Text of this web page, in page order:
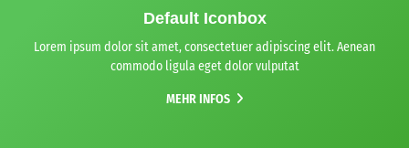
Default Iconbox
Lorem ipsum dolor sit amet, consectetuer adipiscing elit. Aenean
commodo ligula eget dolor vulputat
MEHR INFOS